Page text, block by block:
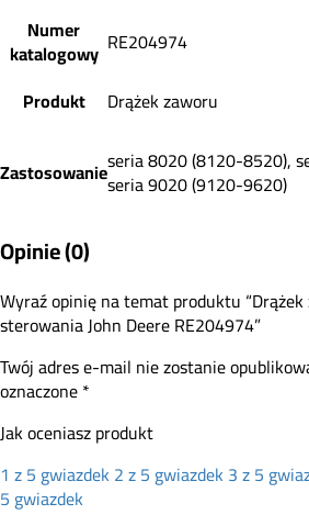
Numer
katalogowy RE204974
Produkt
Drążek zaworu
Zastosowanieseria 8020 (8120-8520),
seria 9020 (9120-9620)
Opinie (0)
Wyraź opinię na temat produktu
sterowania John Deere RE204974”
Twój adres e-mail nie zostanie
oznaczone*
Jak oceniasz produkt
1 z 5 gwiazdek2 z 5 gwiazdek3 z 5
5 gwiazdek